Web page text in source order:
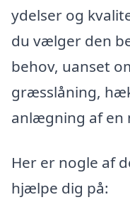
ydelser og
du vælger den
behov, uanset
græsslåning,
anlægning af en
Her er nogle af
hjælpe dig på: